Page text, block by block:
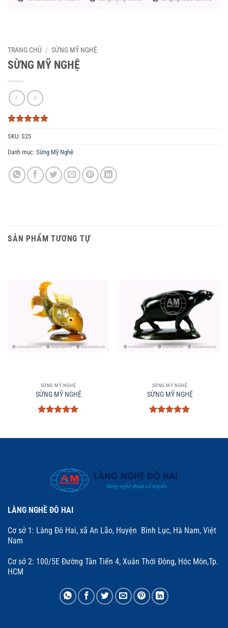
TRANG CHỦ / SỪNG MỸ NGHỆ
SỪNG MỸ NGHỆ
5trên 5
dựa trên
3
đánh giá
SKU: S25
Danh mục: Sừng Mỹ Nghệ
SẢN PHẨM TƯƠNG TỰ
SỪNG MỸ NGHỆ
SỪNG MỸ NGHỆ
sao
SỪNG MỸ NGHỆ
SỪNG MỸ NGHỆ
sao
LÀNG NGHỀ ĐÔ HAI
Cơ sở 1: Làng Đô Hai, xã An Lão, Huyện Bình Lục, Hà Nam, Việt
Nam
Cơ sở 2: 100/5E Đường Tân Tiến 4, Xuân Thới Đông, Hóc Môn,Tp.
HCM